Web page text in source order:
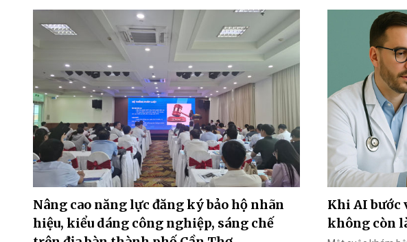
Nâng cao năng lực đăng ký bảo hộ nhãn
hiệu, kiểu dáng công nghiệp, sáng chế
Khi AI bước
không còn